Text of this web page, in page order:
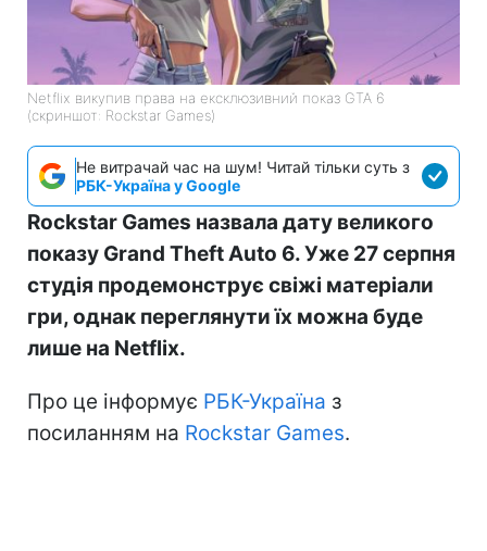
Netflix викупив права на ексклюзивний показ GTA 6
(скриншот: Rockstar Games)
Не витрачай час на шум! Читай тільки суть з
РБК-Україна у Google
Rockstar Games назвала дату великого
показу Grand Theft Auto 6. Уже 27 серпня
студія продемонструє свіжі матеріали
гри, однак переглянути їх можна буде
лише на Netflix.
Про це інформує РБК-Україна з
посиланням на Rockstar Games.